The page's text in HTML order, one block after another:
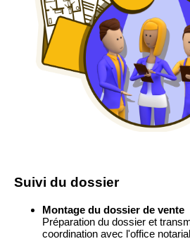
Suivi du dossier
Montage du dossier de vente
Préparation du dossier et
coordination avec l'office